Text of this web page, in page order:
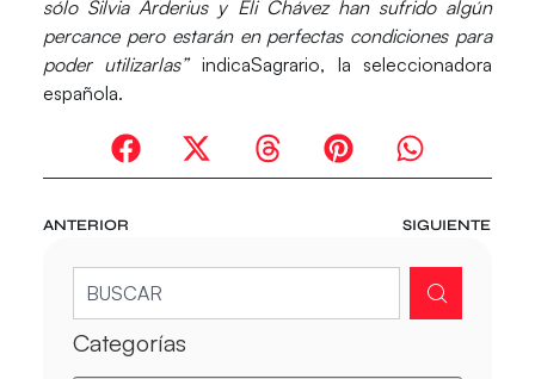
sólo Silvia Arderius y Eli Chávez han sufrido algún
percance pero estarán en perfectas condiciones para
poder utilizarlas” indicaSagrario, la seleccionadora
española.
ANTERIOR SIGUIENTE
Categorías